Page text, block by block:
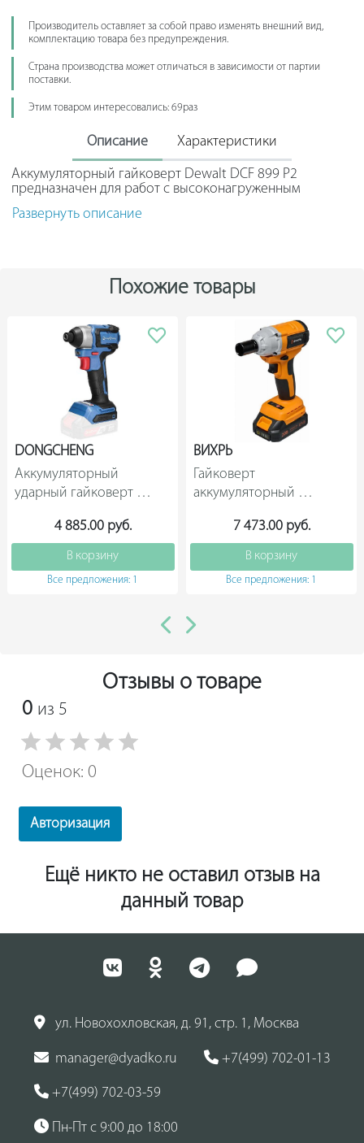
Производитель оставляет за собой право изменять внешний вид,
комплектацию товара без предупреждения.
Страна производства может отличаться в зависимости от партии
поставки.
Этим товаром интересовались: 69раз
Описание Характеристики
Аккумуляторный гайковерт Dewalt DCF 899 P2
предназначен для работ с высоконагруженным
крепежом благодаря исключительно высокому
значению крутящего момента в 950 Нм. Светодиодная
18 В имеют индикацию уровня заряда и долгий срок
службы. Модель поставляется в чемодане.
Развернуть описание
Похожие товары
DONGCHENG
Аккумуляторный
ударный гайковерт
DONGCHENG
4 885.00 руб.
В корзину
Все предложения: 1
ВИХРЬ
Гайковерт
аккумуляторный
2 АКБ и ЗУ) в кейсе,
7 473.00 руб.
В корзину
Все предложения: 1
Отзывы о товаре
0 из 5
Оценок: 0
Авторизация
Ещё никто не оставил отзыв на
данный товар
ул. Новохохловская, д. 91, стр. 1, Москва
manager@dyadko.ru +7(499) 702-01-13
+7(499) 702-03-59
Пн-Пт с 9:00 до 18:00